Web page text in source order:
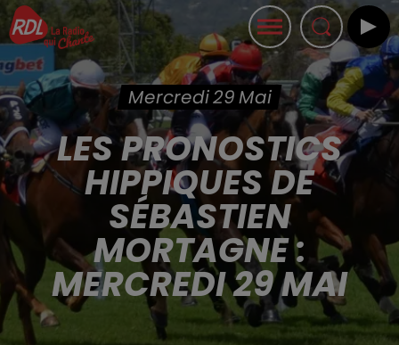
Mercredi 29 Mai
LES PRONOSTICS
HIPPIQUES DE
SÉBASTIEN
MORTAGNE :
MERCREDI 29 MAI